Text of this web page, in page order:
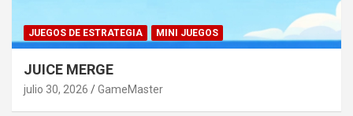
JUEGOS DE ESTRATEGIA MINI JUEGOS
JUICE MERGE
julio 30, 2026 GameMaster